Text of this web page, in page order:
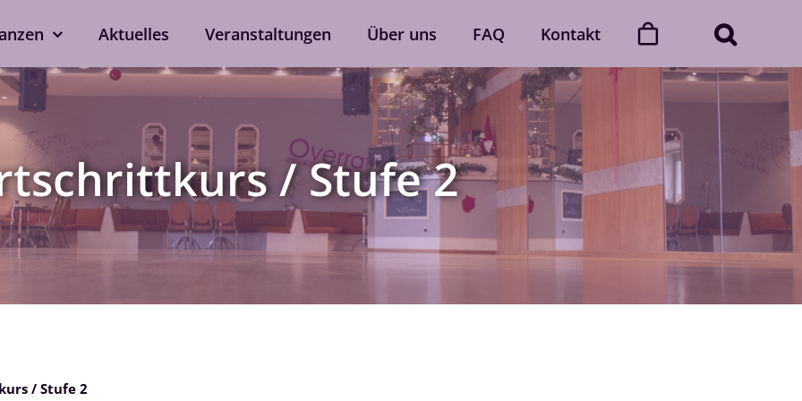
Tanzen ohne Partner
Line Dance
Single-Anmeldung
Privatstunden
Nach Verfügbarkeit auch gerne
bei eurem Wunschtrainer. Auch
Dance with friends
Der „Dance with friends“-Club
Mehr erfahren
Gutscheine
Momente voller Rhythmus und
Aktuelles Veranstaltungen Über uns FAQ Kontakt
/ Stufe 2
/ Stufe 2